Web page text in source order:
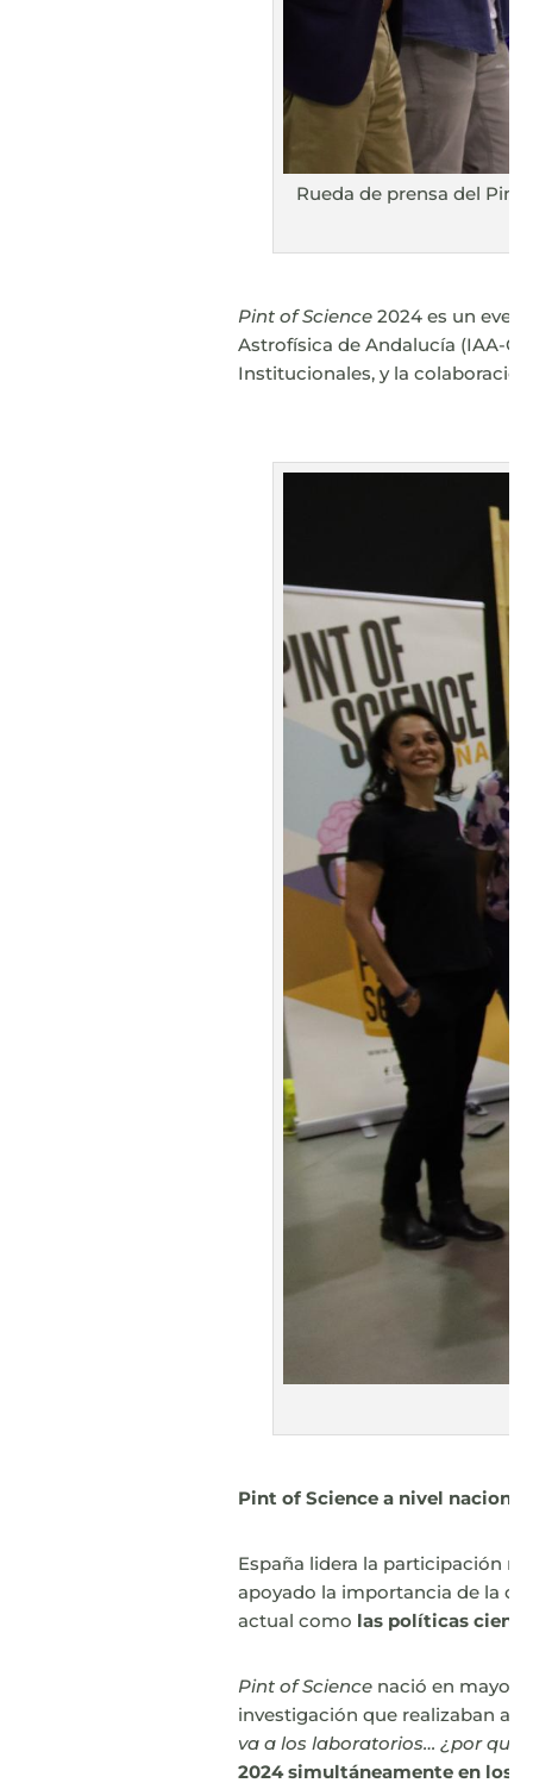
Rueda de prensa del Pint
Pint of Science 2024 es un
Astrofísica de Andalucía (IAA-
Institucionales, y la
Pint of Science a nivel
España lidera la participación
apoyado la importancia de la
actual como las políticas
Pint of Science nació en mayo
investigación que realizaban a
va a los laboratorios… ¿por qué
2024 simultáneamente en los